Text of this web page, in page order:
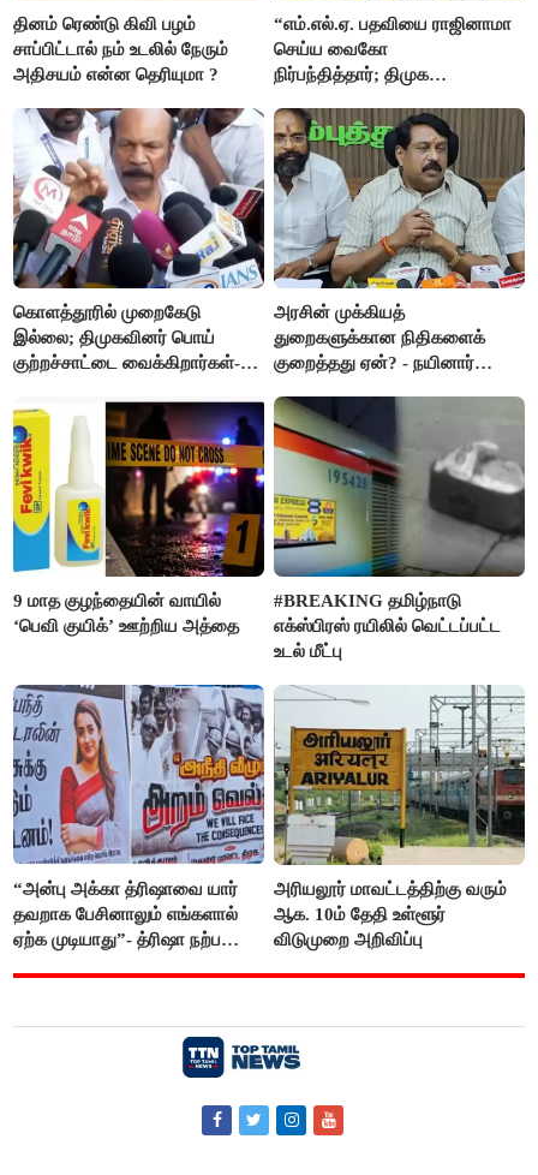
தினம் ரெண்டு கிவி பழம்
சாப்பிட்டால் நம் உடலில் நேரும்
அதிசயம் என்ன தெரியுமா ?
“எம்.எல்.ஏ. பதவியை ராஜினாமா
செய்ய வைகோ
நிர்பந்தித்தார்; திமுக
தொடர்கிறோம்”- மதிமுக
எம்.எல்.ஏக்கள் பரபரப்பு பேட்டி
கொளத்தூரில் முறைகேடு
இல்லை; திமுகவினர் பொய்
குற்றச்சாட்டை வைக்கிறார்கள்-
அரசின் முக்கியத்
துறைகளுக்கான நிதிகளைக்
குறைத்தது ஏன்? - நயினார்
9 மாத குழந்தையின் வாயில்
‘பெவி குயிக்’ ஊற்றிய அத்தை
#BREAKING தமிழ்நாடு
எக்ஸ்பிரஸ் ரயிலில் வெட்டப்பட்ட
உடல் மீட்பு
“அன்பு அக்கா த்ரிஷாவை யார்
தவறாக பேசினாலும் எங்களால்
ஏற்க முடியாது”- த்ரிஷா நற்பணி
அரியலூர் மாவட்டத்திற்கு வரும்
ஆக. 10ம் தேதி உள்ளூர்
விடுமுறை அறிவிப்பு